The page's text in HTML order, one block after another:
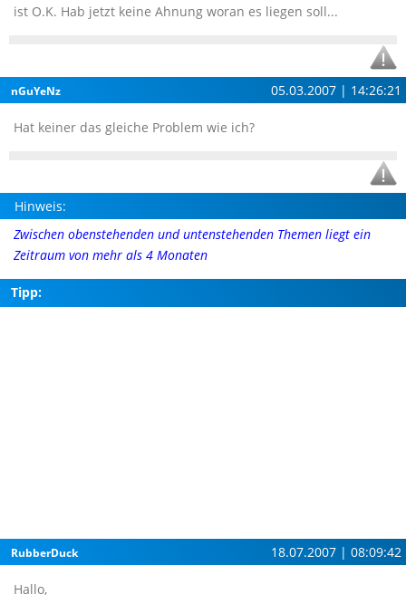
ist O.K. Hab jetzt keine Ahnung woran es liegen soll...
nGuYeNz 05.03.2007 | 14:26:21
Hat keiner das gleiche Problem wie ich?
Hinweis:
Zwischen obenstehenden und untenstehenden Themen liegt ein
Zeitraum von mehr als 4 Monaten
Tipp:
RubberDuck 18.07.2007 | 08:09:42
Hallo,